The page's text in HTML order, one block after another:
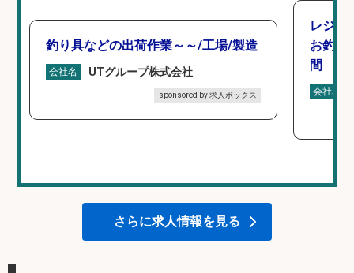
釣り具などの出荷作業～～/工場/製造
会社名 UTグループ株式会社
sponsored by 求人ボックス
レジカ
お釣り
間
会社名
さらに求人情報を見る